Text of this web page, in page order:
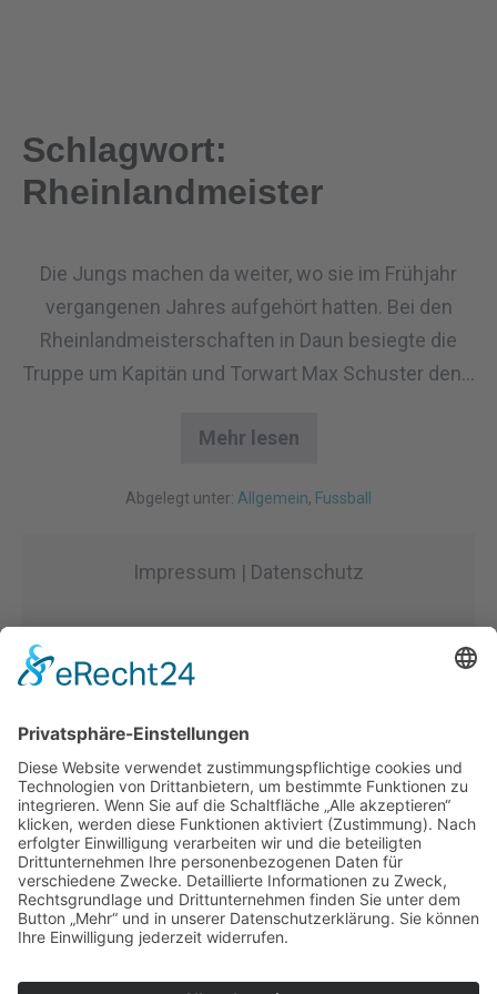
Schlagwort:
Rheinlandmeister
Die Jungs machen da weiter, wo sie im Frühjahr
vergangenen Jahres aufgehört hatten. Bei den
Rheinlandmeisterschaften in Daun besiegte die
Truppe um Kapitän und Torwart Max Schuster den…
Mehr lesen
Abgelegt unter: Allgemein, Fussball
Impressum | Datenschutz
© Wiedbachtaler Sportsfreunde Neitersen
2023